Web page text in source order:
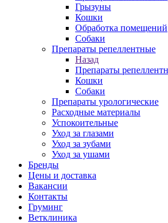
Грызуны
Кошки
Обработка помещений
Собаки
Препараты репеллентные
Назад
Препараты
Кошки
Собаки
Препараты урологические
Расходные материалы
Успокоительные
Уход за глазами
Уход за зубами
Уход за ушами
Бренды
Цены и доставка
Вакансии
Контакты
Груминг
Ветклиника